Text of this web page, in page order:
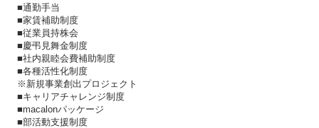
■通勤手当
■家賃補助制度
■従業員持株会
■慶弔見舞金制度
■社内親睦会費補助制度
■各種活性化制度
※新規事業創出プロジェクト
■キャリアチャレンジ制度
■macalonパッケージ
■部活動支援制度